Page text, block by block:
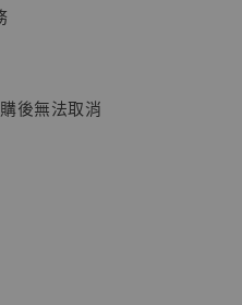
系列可動蒐藏人偶 讓
後無法取消